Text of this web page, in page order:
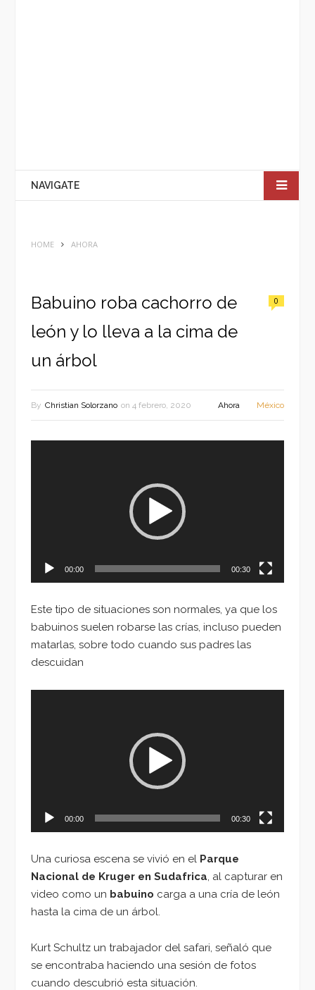
NAVIGATE
HOME AHORA
Babuino roba cachorro de
león y lo lleva a la cima de
un árbol
0
By Christian Solorzano on 4 febrero, 2020 Ahora México
00:00 00:30
Este tipo de situaciones son normales, ya que los
babuinos suelen robarse las crías, incluso pueden
matarlas, sobre todo cuando sus padres las
descuidan
00:00 00:30
Una curiosa escena se vivió en el Parque
Nacional de Kruger en Sudafrica, al capturar en
video como un babuino carga a una cría de león
hasta la cima de un árbol.
Kurt Schultz un trabajador del safari, señaló que
se encontraba haciendo una sesión de fotos
cuando descubrió esta situación.